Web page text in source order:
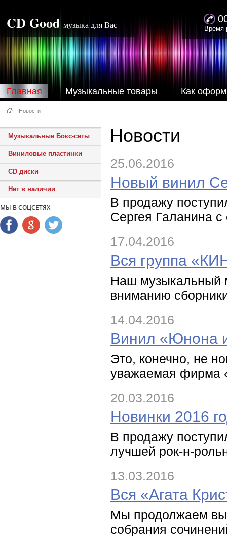
CD Good музыка для Вас Время
Главная Музыкальные товары Как
– Новости
Музыкальные Бокс-сеты
Виниловые пластинки
CD диски
Нет в наличии
МЫ В СОЦСЕТЯХ
Новости
25.06.2016
Новый винил
В продажу
Сергея Галанина
17.04.2016
Вся группа
Наш музыкальный
вниманию
14.04.2016
Винил «Юнона
Это, конечно, не
уважаемая фирма
20.03.2016
Новинки 2016
В продажу
лучшей рок-н-
13.03.2016
Вся «Агата
Мы продолжаем
собрания